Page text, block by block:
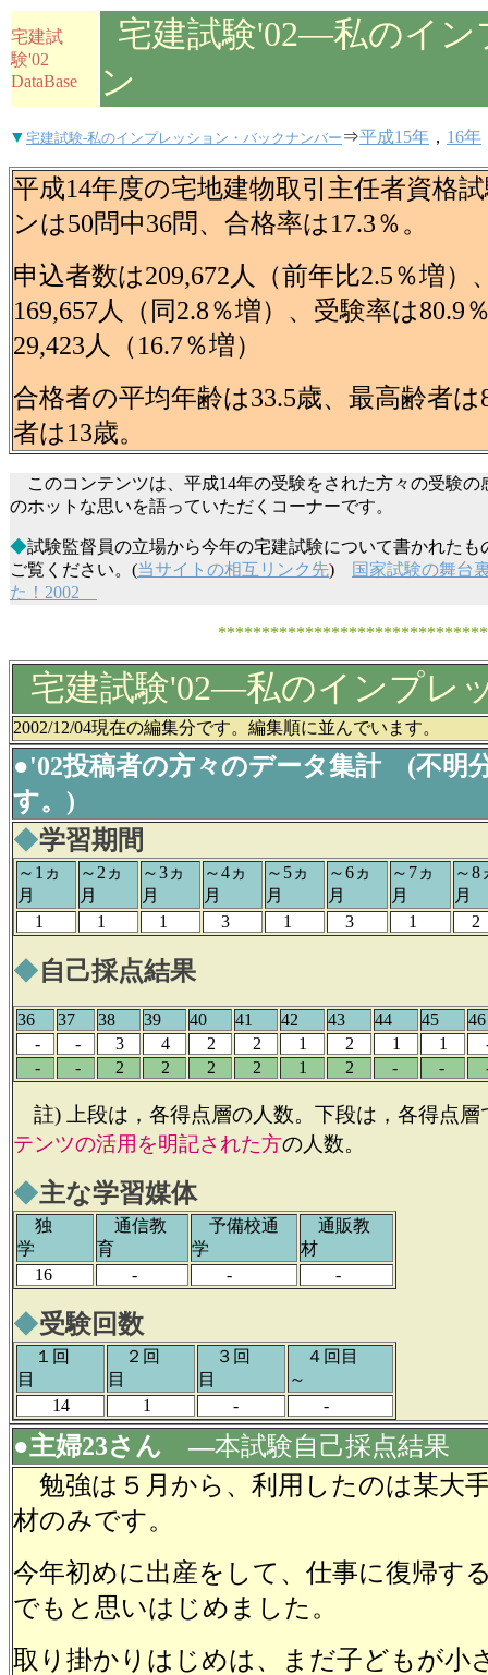
宅建試
験'02
DataBase
宅建試験'02―私のイン
ン
▼ 宅建試験-私のインプレッション・バックナンバー ⇒平成15年 ， 16年
平成14年度の宅地建物取引主任者資格
ンは50問中36問、合格率は17.3％。
申込者数は209,672人（前年比2.5％増）
169,657人（同2.8％増）、受験率は80.9
29,423人（16.7％増）
合格者の平均年齢は33.5歳、最高齢者は
者は13歳。
このコンテンツは、平成14年の受験をされた方々の受験の
のホットな思いを語っていただくコーナーです。
◆試験監督員の立場から今年の宅建試験について書かれたも
ご覧ください。(当サイトの相互リンク先)
国家試験の舞台
た！2002
宅建試験'02―私のインプレ
2002/12/04現在の編集分です。編集順に並んでいます。
●'02投稿者の方々のデータ集計 (不明
す。)
◆学習期間
～1ヵ
月
～2ヵ
月
～3ヵ
月
～4ヵ
月
～5ヵ
月
～6ヵ
月
～7ヵ
月
～8
月
1
1 1 3 1 3 1 2
◆自己採点結果
36 37 38 39 40 41 42 43 44 45
46
-
- 3 4 2 2 1 2 1 1
-
- 2 2 2 2 1 2 - -
註) 上段は，各得点層の人数。下段は，各得点層
テンツの活用を明記された方の人数。
◆主な学習媒体
独
学
通信教
育
予備校通
学
通販教
材
16
- - -
◆受験回数
１回
目
２回
目
３回
目
４回目
～
14
1 - -
●主婦23さん ―本試験自己採点結
勉強は５月から、利用したのは某大
材のみです。
今年初めに出産をして、仕事に復帰す
でもと思いはじめました。
取り掛かりはじめは、まだ子どもが小